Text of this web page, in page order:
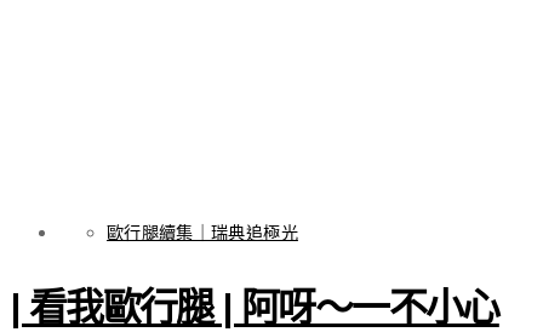
歐行腿續集｜瑞典追極光
| 看我歐行腿 | 阿呀～一不小心